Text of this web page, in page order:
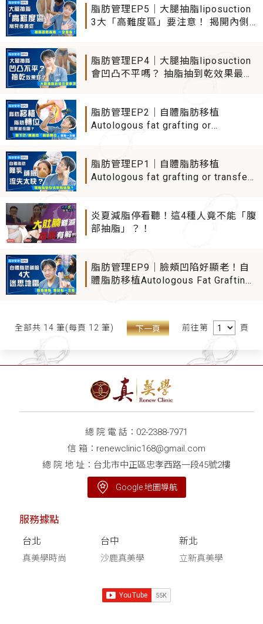
脂肪管理EP5｜大腿抽脂liposuction
3大「高難度區」要注意！ 揭開內側/
脂肪管理EP4｜大腿抽脂liposuction
會凹凸不平嗎？ 抽脂抽到乾效果最
脂肪管理EP2｜自體脂肪移植
Autologous fat grafting or
位」一招搞定
脂肪管理EP1｜自體脂肪移植
Autologous fat grafting or transfer
存活率關鍵是"它"
炎夏減脂停看聽！這4種人竟不能「腹
部抽脂」？！
脂肪管理EP9｜臉頰凹陷好顯老！自
體脂肪移植Autologous Fat Grafting
全部共 14 筆(每頁 12 筆) 下一頁 前往第 頁
總 院 電 話： 02-2388-7971
信 箱： renewclinic168@gmail.com
總 院 地 址：台北市中正區忠孝西路一段45號2樓
Google 地圖導航
服務據點
台北
真美學時尚
台中
沙鹿真美學
新北
立新真美學